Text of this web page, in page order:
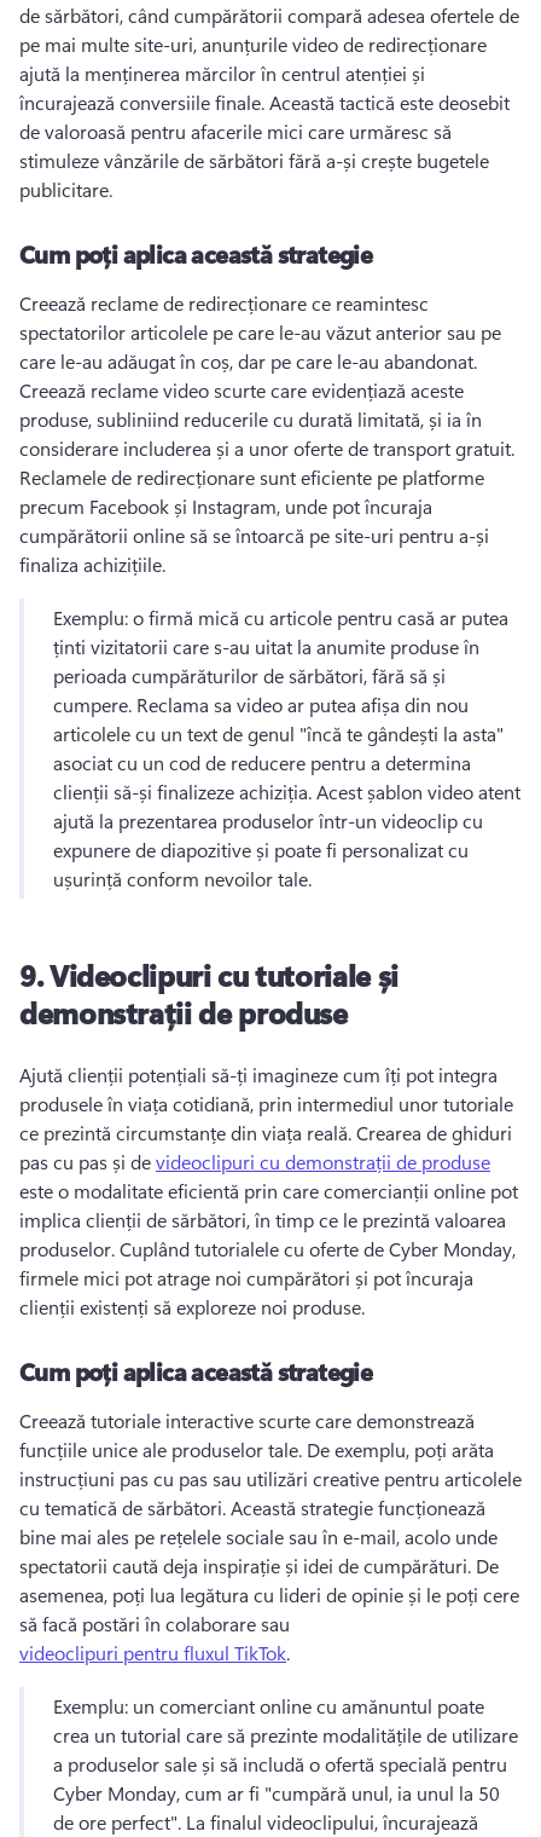
de sărbători, când cumpărătorii compară adesea ofertele de
pe mai multe site-uri, anunțurile video de redirecționare
ajută la menținerea mărcilor în centrul atenției și
încurajează conversiile finale. Această tactică este deosebit
de valoroasă pentru afacerile mici care urmăresc să
stimuleze vânzările de sărbători fără a-și crește bugetele
publicitare.
Cum poți aplica această strategie
Creează reclame de redirecționare ce reamintesc
spectatorilor articolele pe care le-au văzut anterior sau pe
Creează reclame video scurte care evidențiază aceste
produse, subliniind reducerile cu durată limitată, și ia în
Reclamele de redirecționare sunt eficiente pe platforme
precum Facebook și Instagram, unde pot încuraja
cumpărătorii online să se întoarcă pe site-uri pentru a-și
finaliza achizițiile.
Exemplu: o firmă mică cu articole pentru casă ar putea
ținti vizitatorii care s-au uitat la anumite produse în
perioada cumpărăturilor de sărbători, fără să și
cumpere. Reclama sa video ar putea afișa din nou
articolele cu un text de genul "încă te gândești la asta"
asociat cu un cod de reducere pentru a determina
clienții să-și finalizeze achiziția. Acest șablon video atent
ajută la prezentarea produselor într-un videoclip cu
expunere de diapozitive și poate fi personalizat cu
ușurință conform nevoilor tale.
9.Videoclipuri cu tutoriale și
demonstrații de produse
Ajută clienții potențiali să-ți imagineze cum îți pot integra
produsele în viața cotidiană, prin intermediul unor tutoriale
ce prezintă circumstanțe din viața reală. Crearea de ghiduri
pas cu pas și de videoclipuri cu demonstrații de produse
este o modalitate eficientă prin care comercianții online pot
implica clienții de sărbători, în timp ce le prezintă valoarea
produselor. Cuplând tutorialele cu oferte de Cyber Monday,
firmele mici pot atrage noi cumpărători și pot încuraja
clienții existenți să exploreze noi produse.
Cum poți aplica această strategie
Creează tutoriale interactive scurte care demonstrează
funcțiile unice ale produselor tale. De exemplu, poți arăta
instrucțiuni pas cu pas sau utilizări creative pentru articolele
cu tematică de sărbători. Această strategie funcționează
bine mai ales pe rețelele sociale sau în e-mail, acolo unde
spectatorii caută deja inspirație și idei de cumpărături. De
asemenea, poți lua legătura cu lideri de opinie și le poți cere
să facă postări în colaborare sau
videoclipuri pentru fluxul TikTok.
Exemplu: un comerciant online cu amănuntul poate
crea un tutorial care să prezinte modalitățile de utilizare
a produselor sale și să includă o ofertă specială pentru
Cyber Monday, cum ar fi "cumpără unul, ia unul la 50
de ore perfect". La finalul videoclipului, încurajează